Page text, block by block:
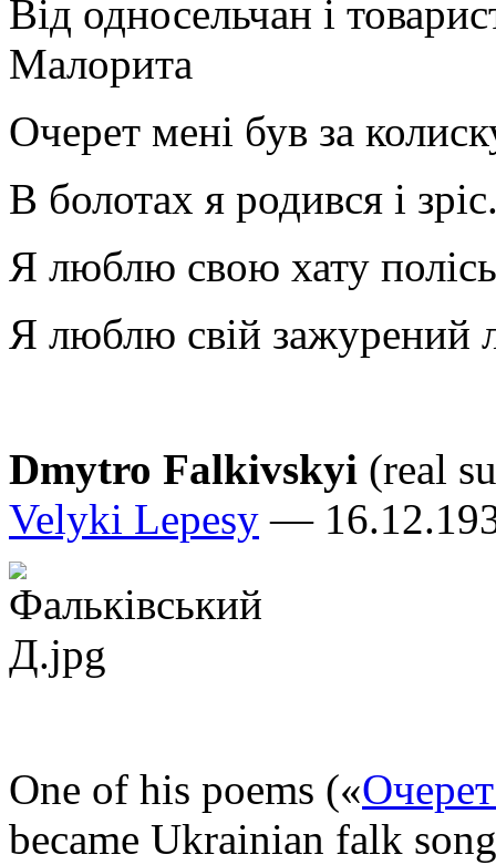
Від односельчан і
Малорита
Очерет мені був за
В болотах я родився і
Я люблю свою хату
Я люблю свій зажурений
Dmytro Falkivskyi (real
Velyki Lepesy —
One of his poems («
became Ukrainian falk